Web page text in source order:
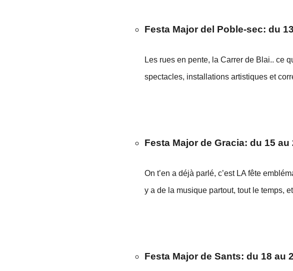
Festa Major del Poble-sec: du
Les rues en pente, la Carrer de Blai.. ce
spectacles, installations artistiques et
Festa Major de Gracia: du 15 au
On t’en a déjà parlé, c’est LA fête
y a de la musique partout, tout le temps,
Festa Major de Sants: du 18 au